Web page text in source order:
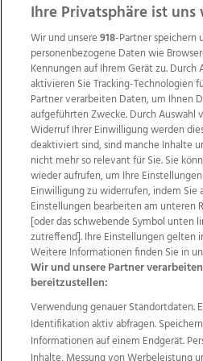
Wir über uns Mediadaten
Datenschutz
Impressum
AGB Website
Ehrenkodex
Weitere Angebote des
TV1 di-mog-i.at
Ihre Privatsphäre ist
Wir und unsere918-Partner speichern
personenbezogene Daten wie
Kennungen auf Ihrem Gerät zu.
aktivieren Sie Tracking-Technologien
Partner verarbeiten Daten, um Ihnen
aufgeführten Zwecke. Durch Auswahl
Widerruf Ihrer Einwilligung werden
deaktiviert sind, sind manche Inhalte
nicht mehr so relevant für Sie. Sie
wieder aufrufen, um Ihre
Einwilligung zu widerrufen, indem Sie
Einstellungen bearbeiten am unteren
[oder das schwebende Symbol unten
zutreffend]. Ihre Einstellungen gelten
Weitere Informationen finden Sie in
Wir und unsere Partner
bereitzustellen:
Verwendung genauer Standortdaten.
Identifikation aktiv abfragen.
Informationen auf einem Endgerät.